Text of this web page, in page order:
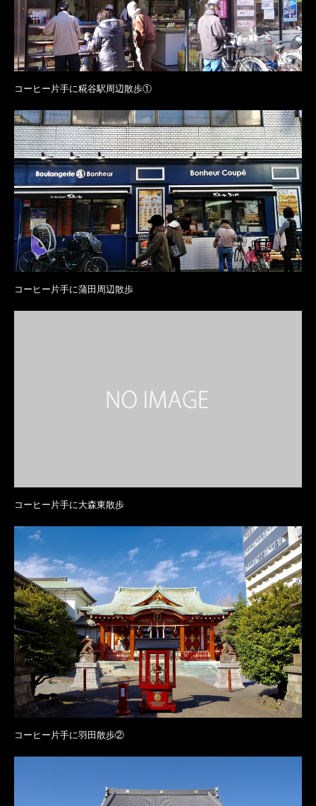
コーヒー片手に糀谷駅周辺散歩①
コーヒー片手に蒲田周辺散歩
コーヒー片手に大森東散歩
コーヒー片手に羽田散歩②